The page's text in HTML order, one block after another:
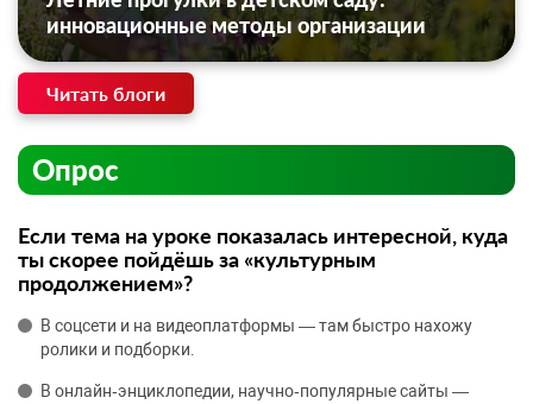
инновационные методы организации
Читать блоги
Опрос
Если тема на уроке показалась интересной, куда
ты скорее пойдёшь за «культурным
продолжением»?
В соцсети и на видеоплатформы — там быстро нахожу
ролики и подборки.
В онлайн‑энциклопедии, научно‑популярные сайты —